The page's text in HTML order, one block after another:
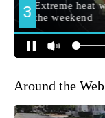
Around the Web